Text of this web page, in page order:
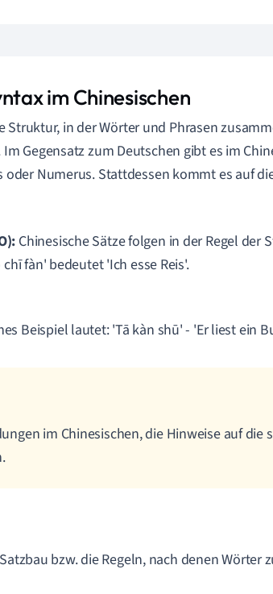
im Chinesischen
Struktur, in der Wörter und Phrasen
Gegensatz zum Deutschen gibt es im
oder Numerus. Stattdessen kommt es auf
Chinesische Sätze folgen in der Regel der
fàn' bedeutet 'Ich esse Reis'.
Beispiel lautet: 'Tā kàn shū' - 'Er liest ein
im Chinesischen, die Hinweise auf die
bzw. die Regeln, nach denen Wörter